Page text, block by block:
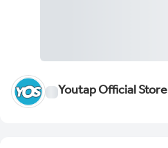
Youtap Official Store